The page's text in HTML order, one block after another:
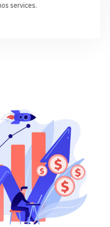
services.